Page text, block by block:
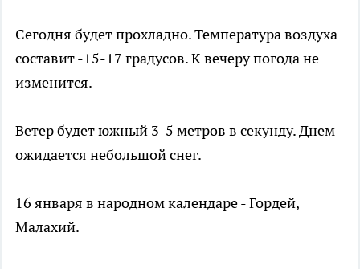
Сегодня будет прохладно. Температура воздуха
составит -15-17 градусов. К вечеру погода не
изменится.
Ветер будет южный 3-5 метров в секунду. Днем
ожидается небольшой снег.
16 января в народном календаре - Гордей,
Малахий.